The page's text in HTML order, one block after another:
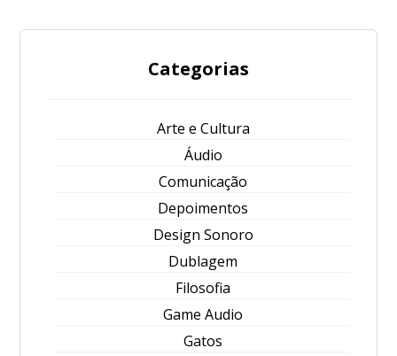
Categorias
Arte e Cultura
Áudio
Comunicação
Depoimentos
Design Sonoro
Dublagem
Filosofia
Game Audio
Gatos